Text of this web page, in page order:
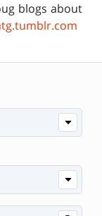
blogs about